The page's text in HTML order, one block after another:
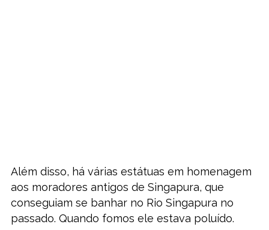
Além disso, há várias estátuas em homenagem
aos moradores antigos de Singapura, que
conseguiam se banhar no Rio Singapura no
passado. Quando fomos ele estava poluído.